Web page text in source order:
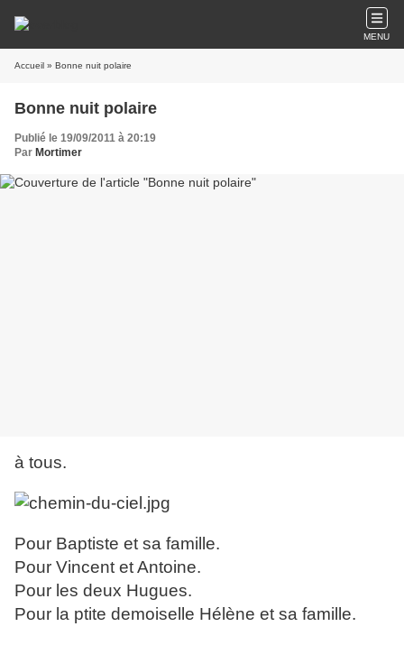
MENU
Accueil » Bonne nuit polaire
Bonne nuit polaire
Publié le 19/09/2011 à 20:19
Par Mortimer
à tous.
Pour Baptiste et sa famille.
Pour Vincent et Antoine.
Pour les deux Hugues.
Pour la ptite demoiselle Hélène et sa famille.